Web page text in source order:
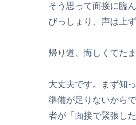
そう思って面接に臨
びっしょり、声は上
帰り道、悔しくてた
大丈夫です。まず知
準備が足りないから
者が「面接で緊張し